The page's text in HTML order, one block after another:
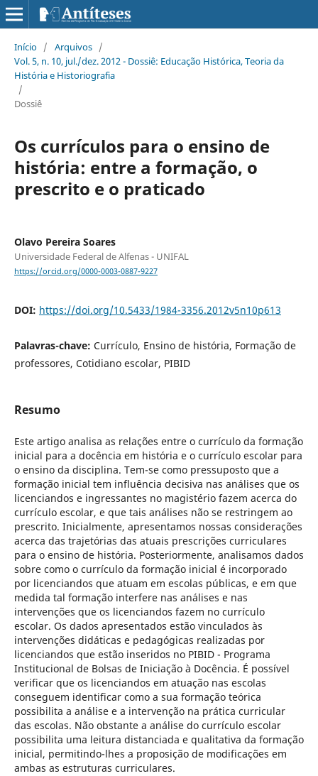
Início / Arquivos /
Vol. 5, n. 10, jul./dez. 2012 - Dossiê: Educação Histórica, Teoria da
História e Historiografia
/
Dossiê
Os currículos para o ensino de
história: entre a formação, o
prescrito e o praticado
Olavo Pereira Soares
Universidade Federal de Alfenas - UNIFAL
https://orcid.org/0000-0003-0887-9227
DOI: https://doi.org/10.5433/1984-3356.2012v5n10p613
Palavras-chave: Currículo, Ensino de história, Formação de
professores, Cotidiano escolar, PIBID
Resumo
Este artigo analisa as relações entre o currículo da formação
inicial para a docência em história e o currículo escolar para
o ensino da disciplina. Tem-se como pressuposto que a
formação inicial tem influência decisiva nas análises que os
licenciandos e ingressantes no magistério fazem acerca do
currículo escolar, e que tais análises não se restringem ao
prescrito. Inicialmente, apresentamos nossas considerações
acerca das trajetórias das atuais prescrições curriculares
para o ensino de história. Posteriormente, analisamos dados
sobre como o currículo da formação inicial é incorporado
por licenciandos que atuam em escolas públicas, e em que
medida tal formação interfere nas análises e nas
intervenções que os licenciandos fazem no currículo
escolar. Os dados apresentados estão vinculados às
intervenções didáticas e pedagógicas realizadas por
licenciandos que estão inseridos no PIBID - Programa
Institucional de Bolsas de Iniciação à Docência. É possível
verificar que os licenciandos em atuação nas escolas
conseguem identificar como a sua formação teórica
possibilita a análise e a intervenção na prática curricular
das escolas. Não obstante a análise do currículo escolar
possibilita uma leitura distanciada e qualitativa da formação
inicial, permitindo-lhes a proposição de modificações em
ambas as estruturas curriculares.